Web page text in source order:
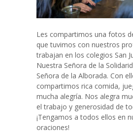
Les compartimos una fotos
que tuvimos con nuestros
trabajan en los colegios San
Nuestra Señora de la
Señora de la Alborada. Con
compartimos rica comida,
mucha alegría. Nos alegra
el trabajo y generosidad de
¡Tengamos a todos ellos en
oraciones!